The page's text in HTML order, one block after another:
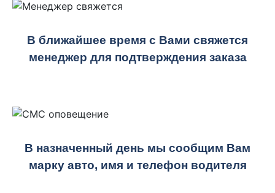
В ближайшее время с Вами свяжется
менеджер для подтверждения заказа
В назначенный день мы сообщим Вам
марку авто, имя и телефон водителя